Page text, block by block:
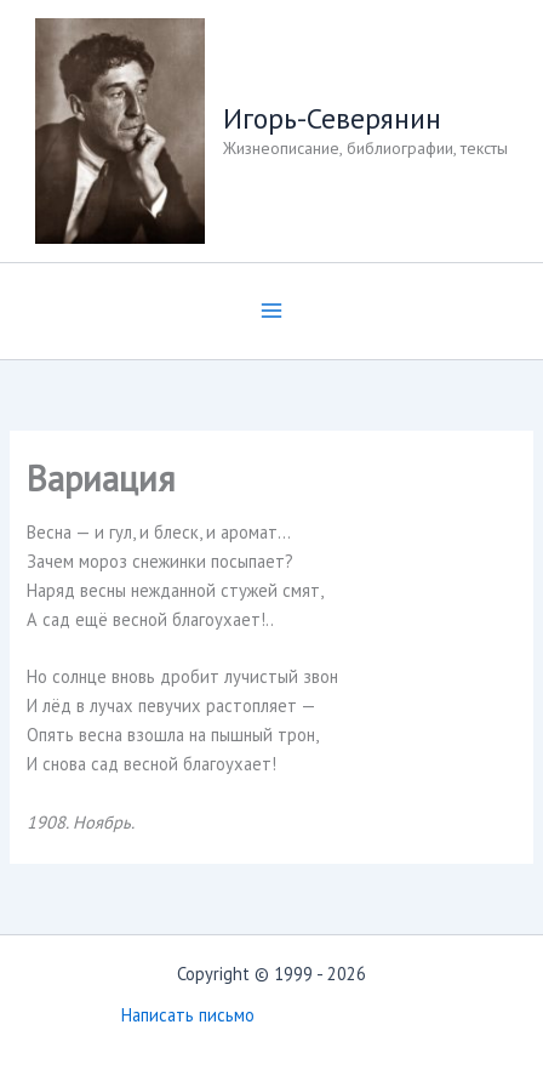
Перейти
содержимому
Игорь-Северянин
Жизнеописание, библиографии, тексты
Вариация
Весна — и гул, и блеск, и аромат…
Зачем мороз снежинки посыпает?
Наряд весны нежданной стужей смят,
А сад ещё весной благоухает!..
Но солнце вновь дробит лучистый звон
И лёд в лучах певучих растопляет —
Опять весна взошла на пышный трон,
И снова сад весной благоухает!
1908. Ноябрь.
Copyright © 1999 - 2026
Написать письмо